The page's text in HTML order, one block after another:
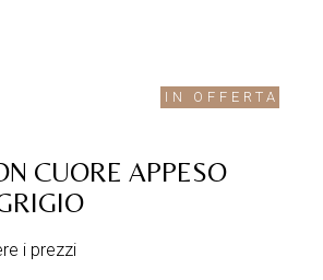
IN OFFERTA
CUORE APPESO
i prezzi